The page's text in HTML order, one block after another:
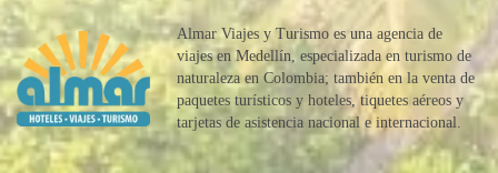
Almar Viajes y Turismo es una agencia de
viajes en Medellín, especializada en turismo de
naturaleza en Colombia; también en la venta de
paquetes turísticos y hoteles, tiquetes aéreos y
tarjetas de asistencia nacional e internacional.